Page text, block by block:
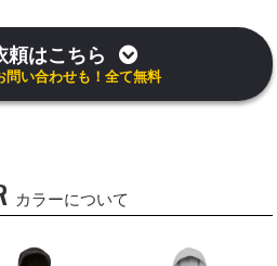
頼はこちら
問い合わせも！全て無料
カラーについて